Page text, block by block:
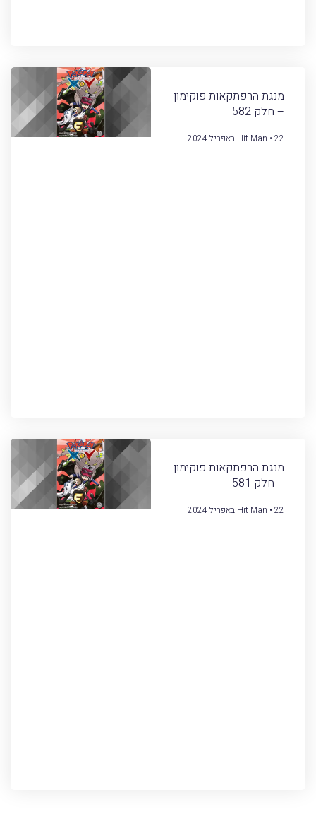
מנגת הרפתקאות פוקימון
– חלק 582
Hit Man 22 באפריל 2024
מנגת הרפתקאות פוקימון
– חלק 581
Hit Man 22 באפריל 2024